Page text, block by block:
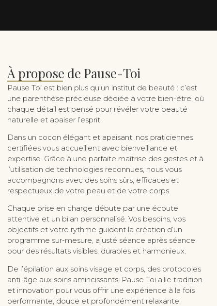
À propose de Pause-Toi
Pause Toi est bien plus qu’un institut de beauté : c’est
une parenthèse précieuse dédiée à votre bien-être, où
chaque détail est pensé pour révéler votre beauté
naturelle et apaiser l’esprit.
Dans un cocon élégant et apaisant, nos praticiennes
certifiées vous accueillent avec bienveillance et
expertise. Grâce à une parfaite maîtrise des gestes et à
l’utilisation de technologies reconnues, nous vous
accompagnons avec des soins sûrs, efficaces et
respectueux de votre peau et de votre corps.
Chaque prise en charge débute par une écoute
attentive et un bilan personnalisé. Vos besoins, vos
objectifs et votre rythme guident la création d’un
programme sur-mesure, ajusté séance après séance
pour des résultats visibles, durables et harmonieux.
De l’épilation aux soins visage et corps, des protocoles
anti-âge aux soins amincissants, Pause Toi allie tradition
et innovation pour vous offrir une expérience à la fois
performante, douce et profondément relaxante.